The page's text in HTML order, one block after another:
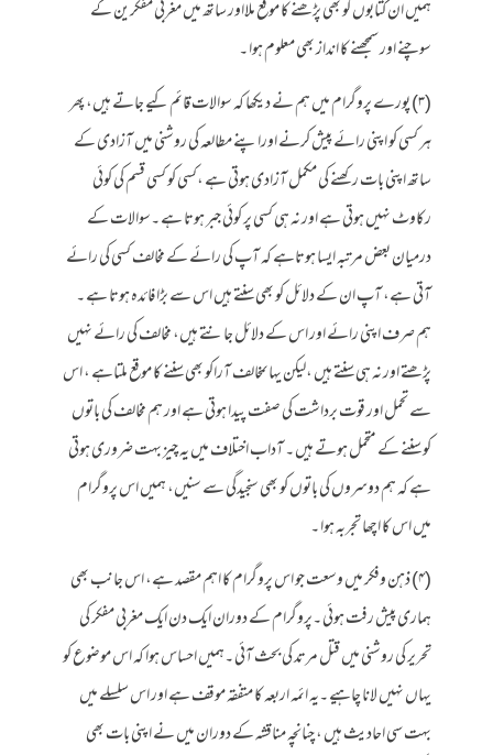
ہمیں ان کتابوں کو بھی پڑھنے کا موقع ملااور ساتھ میں مغربی مفکرین کے
سوچنے اور سمجھنے کا انداز بھی معلوم ہوا ۔
(۳) پورے پروگرام میں ہم نے دیکھا کہ سوالات قائم کیے جاتے ہیں، پھر
ہر کسی کو اپنی رائے پیش کرنے اوراپنے مطالعہ کی روشنی میں آزادی کے
ساتھ اپنی بات رکھنے کی مکمل آزادی ہوتی ہے ،کسی کو کسی قسم کی کوئی
رکاوٹ نہیں ہوتی ہے اور نہ ہی کسی پر کوئی جبر ہوتا ہے ۔سوالات کے
درمیان بعض مرتبہ ایسا ہوتاہے کہ آپ کی رائے کے مخالف کسی کی رائے
آتی ہے، آپ ان کے دلائل کو بھی سنتے ہیں اس سے بڑا فائدہ ہوتا ہے ۔
ہم صرف اپنی رائے اور اس کے دلائل جانتے ہیں، مخالف کی رائے نہیں
پڑھتے اور نہ ہی سنتے ہیں ،لیکن یہاںمخالف آراکو بھی سننے کا موقع ملتاہے ، اس
سے تحمل اور قوت برداشت کی صفت پیدا ہوتی ہے اور ہم مخالف کی باتوں
کو سننے کے متحمل ہوتے ہیں ۔ آداب اختلاف میں یہ چیز بہت ضروری ہوتی
ہے کہ ہم دوسروں کی باتوں کو بھی سنجیدگی سے سنیں، ہمیں اس پروگرام
میں اس کا اچھا تجربہ ہوا ۔
(۴) ذہن وفکر میں وسعت جو اس پروگرام کا اہم مقصد ہے، اس جانب بھی
ہماری پیش رفت ہوئی ۔پروگرام کے دوران ایک دن ایک مغربی مفکر کی
تحریر کی روشنی میں قتل مرتد کی بحث آئی ۔ہمیں احساس ہوا کہ اس موضوع کو
یہاں نہیں لانا چاہیے ۔یہ ائمہ اربعہ کا متفقہ موقف ہے اور اس سلسلے میں
بہت سی احادیث ہیں ، چنانچہ مناقشہ کے دوران میں نے اپنی بات بھی